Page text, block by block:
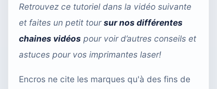
Retrouvez ce tutoriel dans la vidéo suivante
et faites un petit toursur nos différentes
chaines vidéos pour voir d’autres conseils et
astuces pour vos imprimantes laser!
Encros ne cite les marques qu'à des fins de